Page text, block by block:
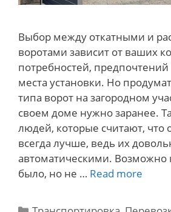
Выбор между откатными и
воротами зависит от ваших
потребностей,
места установки. Но
типа ворот на загородном
своем доме нужно заранее.
людей, которые считают, что
всегда лучше, ведь их
автоматическими. Возможно
было, но не … Read more
Categories